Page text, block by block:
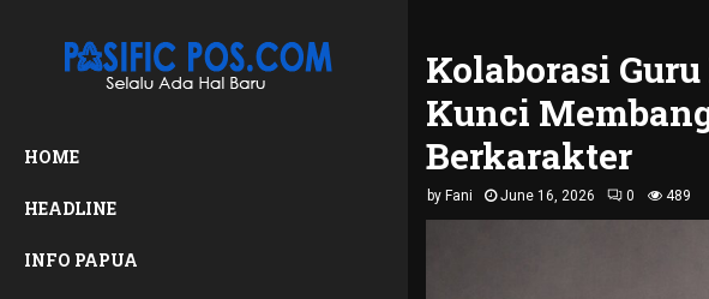
HOME
HEADLINE
INFO PAPUA
Kolaborasi
Kunci
Berkarakter
by Fani June 16, 2026 0 489